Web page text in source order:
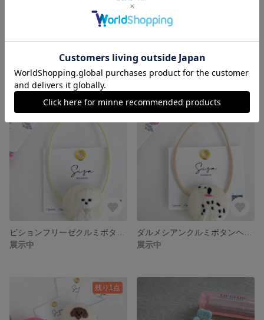
『華やかなCAT 』 ピンバッジ（手刺繍）
1,430円
ミニチュアスイーツピアス
1,650円
展示中
展示中
残り1点